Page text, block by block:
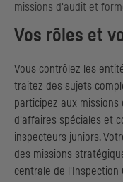
missions d'audit et
Vos rôles et
Vous contrôlez les
traitez des sujets
participez aux
d'affaires spéciales et
inspecteurs juniors.
des missions
centrale de l'Inspection